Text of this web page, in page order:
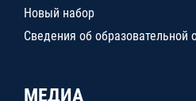
Новый набор
Сведения об образовательной
МЕДИА